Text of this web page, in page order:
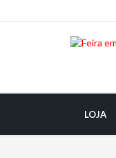
LOJA